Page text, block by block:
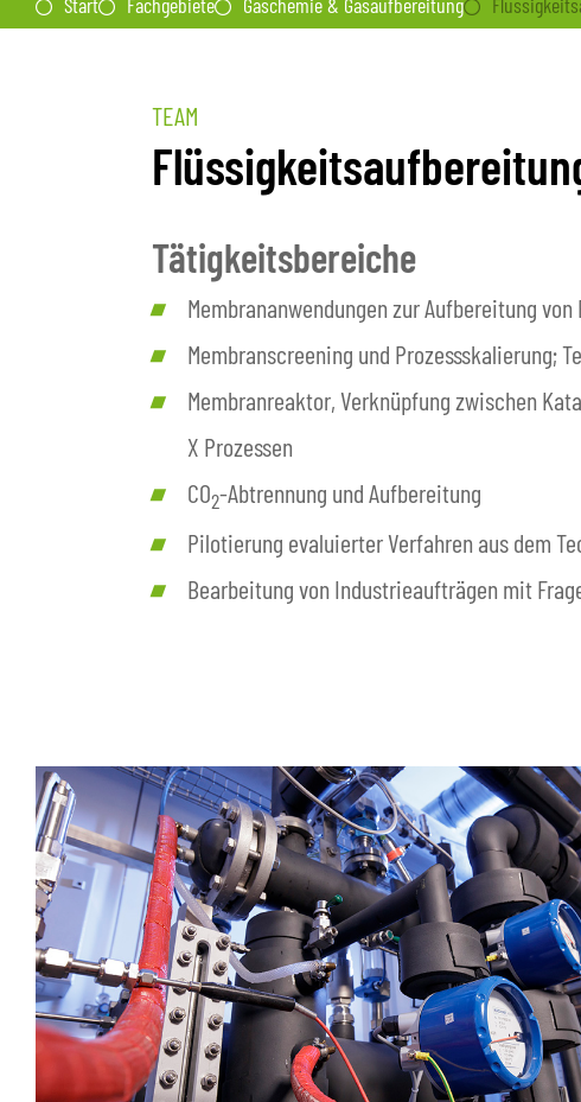
TEAM
Tätigkeitsbereiche
Membrananwendungen zur Aufbereitung
Membranscreening und Prozessskalierung;
Membranreaktor, Verknüpfung zwischen
X Prozessen
CO2-Abtrennung und Aufbereitung
Pilotierung evaluierter Verfahren aus dem
Bearbeitung von Industrieaufträgen mit